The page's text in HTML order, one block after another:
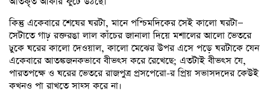
কিন্তু একেবারে শেষের ঘরটা, মানে পশ্চিমদিকের সেই কালো ঘরটা—
সেটাতে গাঢ় রক্তরঙা লাল কাঁচের জানালা দিয়ে মশালের আলো ভেতরে
ঢুকে ঘরের কালো দেওয়াল, কালো মেঝের উপর এসে পড়ে ঘরটাকে যেন
একেবারে আতঙ্কজনকভাবে বীভৎস করে রেখেছে; এতটাই বীভৎস যে,
পারতপক্ষে ও ঘরের ভেতরে রাজপুত্র প্রসপেরো-র প্রিয় সভাসদদের কেউই
কখনও পা রাখতে সাহ্স করে না।